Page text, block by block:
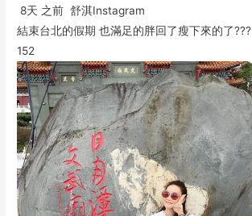
8天 之前 舒淇Instagram
結束台北的假期 也滿足的胖回了瘦下來的了???
152